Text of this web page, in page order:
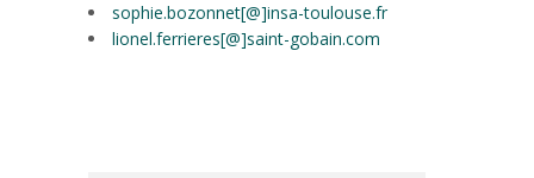
sophie.bozonnet[@]insa-toulouse.fr
lionel.ferrieres[@]saint-gobain.com